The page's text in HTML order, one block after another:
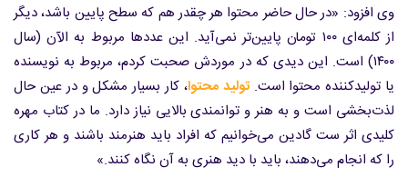
وی افزود: «در حال حاضر محتوا هر چقدر هم که سطح پایین باشد، دیگر
از کلمه‌ای ۱۰۰ تومان پایین‌تر نمی‌آید. این عددها مربوط به الآن (سال
۱۴۰۰) است. این دیدی که در موردش صحبت کردم، مربوط به نویسنده
یا تولیدکننده محتوا است.تولید محتوا، کار بسیار مشکل و در عین حال
لذت‌بخشی است و به هنر و توانمندی بالایی نیاز دارد. ما در کتاب مهره
کلیدی اثر ست گادین می‌خوانیم که افراد باید هنرمند باشند و هر کاری
را که انجام می‌دهند، باید با دید هنری به آن نگاه کنند.»